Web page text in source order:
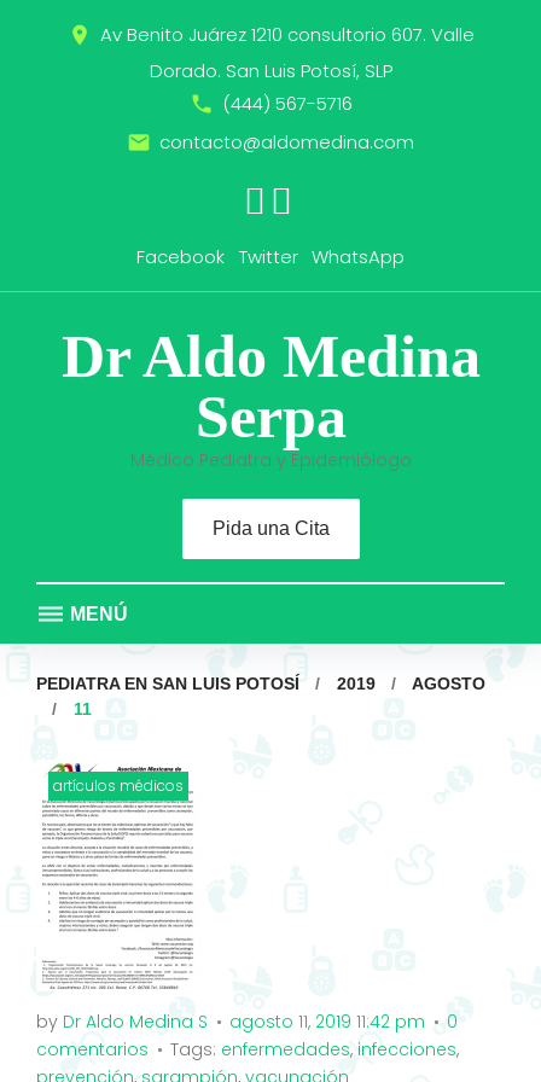
place Av Benito Juárez 1210 consultorio 607. Valle
Dorado. San Luis Potosí, SLP
call (444) 567-5716
email contacto@aldomedina.com
Facebook Twitter WhatsApp
Dr Aldo Medina
Serpa
Médico Pediatra y Epidemiólogo
Pida una Cita
MENÚ
PEDIATRA EN SAN LUIS POTOSÍ / 2019 /
AGOSTO
/
11
Día:
11
agosto,
2019
artículos médicos
by Dr Aldo Medina S agosto 11, 2019 11:42 pm
0
comentarios
Tags: enfermedades, infecciones,